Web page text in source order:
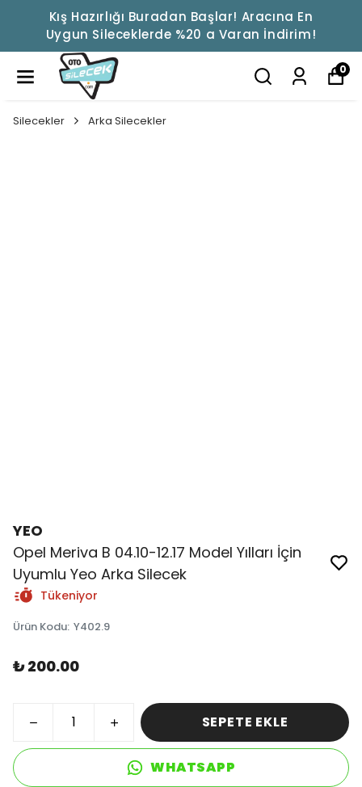
Kış Hazırlığı Buradan Başlar! Aracına En
Uygun Sileceklerde %20 a Varan İndirim!
0
Silecekler Arka Silecekler
YEO
Opel Meriva B 04.10-12.17 Model Yılları İçin
Uyumlu Yeo Arka Silecek
Tükeniyor
Ürün Kodu: Y402.9
₺ 200.00
SEPETE EKLE
WHATSAPP